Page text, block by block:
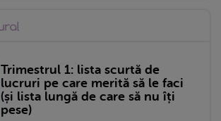
Trimestrul 1: lista scurtă de
lucruri pe care merită să le faci
(și lista lungă de care să nu îți
pese)